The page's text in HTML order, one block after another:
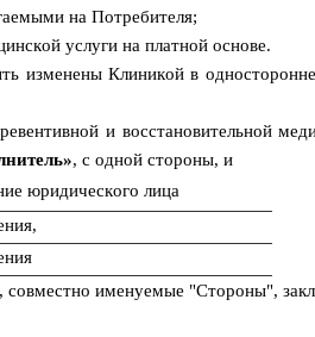
на Потребителя;
услуги на платной основе.
изменены Клиникой в
и восстановительной
, с одной стороны, и
юридического лица
именуемые "Стороны",